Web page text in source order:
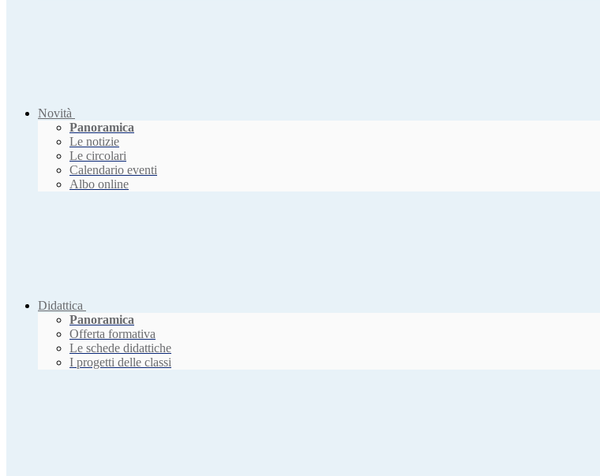
Novità
Panoramica
Le notizie
Le circolari
Calendario eventi
Albo online
Didattica
Panoramica
Offerta formativa
Le schede didattiche
I progetti delle classi